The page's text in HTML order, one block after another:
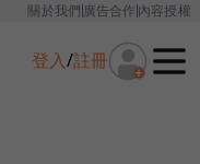
關於我們廣告合作內容授權
登入/註冊